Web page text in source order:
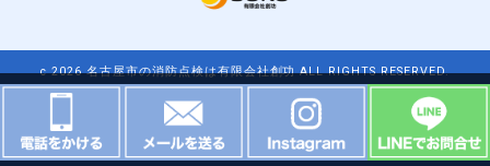
c 2026 名古屋市の消防点検は有限会社創功 ALL RIGHTS RESERVED.